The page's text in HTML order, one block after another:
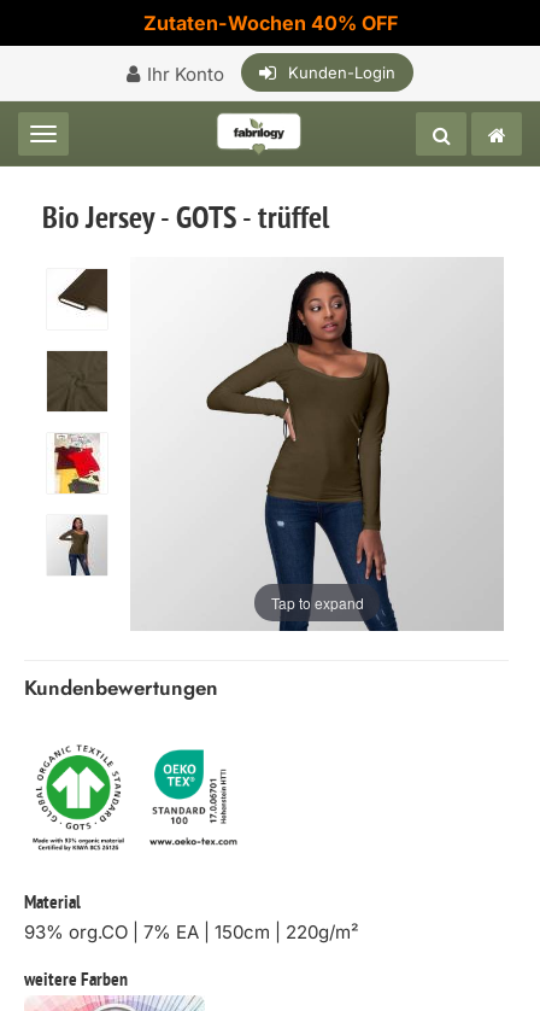
Zutaten-Wochen 40% OFF
Ihr Konto Kunden-Login
Toggle navigation
Bio Jersey - GOTS - trüffel
Tap to expand
Kundenbewertungen
Material
93% org.CO | 7% EA | 150cm | 220g/m²
weitere Farben